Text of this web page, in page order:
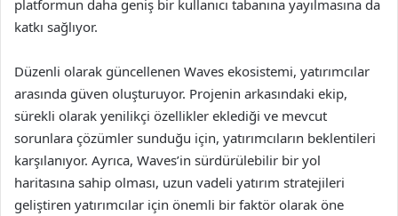
platformun daha geniş bir kullanıcı tabanına yayılmasına da
katkı sağlıyor.
Düzenli olarak güncellenen Waves ekosistemi, yatırımcılar
arasında güven oluşturuyor. Projenin arkasındaki ekip,
sürekli olarak yenilikçi özellikler eklediği ve mevcut
sorunlara çözümler sunduğu için, yatırımcıların beklentileri
karşılanıyor. Ayrıca, Waves’in sürdürülebilir bir yol
haritasına sahip olması, uzun vadeli yatırım stratejileri
geliştiren yatırımcılar için önemli bir faktör olarak öne